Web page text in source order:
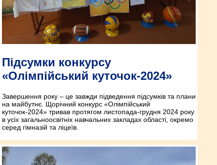
Підсумки конкурсу
«Олімпійський куточок-2024»
Завершення року – це завжди підведення підсумків та плани
на майбутнє. Щорічний конкурс «Олімпійський
куточок-2024» тривав протягом листопада-грудня 2024 року
в усіх загальноосвітніх навчальних закладах області, окремо
серед гімназій та ліцеїв.